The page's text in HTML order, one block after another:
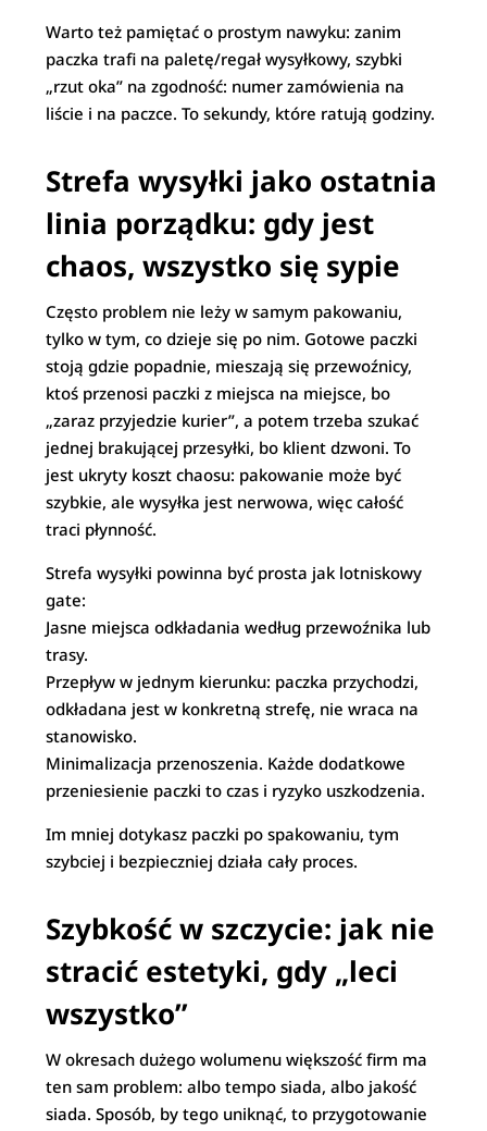
Warto też pamiętać o prostym nawyku: zanim
paczka trafi na paletę/regał wysyłkowy, szybki
„rzut oka” na zgodność: numer zamówienia na
liście i na paczce. To sekundy, które ratują godziny.
Strefa wysyłki jako ostatnia
linia porządku: gdy jest
chaos, wszystko się sypie
Często problem nie leży w samym pakowaniu,
tylko w tym, co dzieje się po nim. Gotowe paczki
stoją gdzie popadnie, mieszają się przewoźnicy,
ktoś przenosi paczki z miejsca na miejsce, bo
„zaraz przyjedzie kurier”, a potem trzeba szukać
jednej brakującej przesyłki, bo klient dzwoni. To
jest ukryty koszt chaosu: pakowanie może być
szybkie, ale wysyłka jest nerwowa, więc całość
traci płynność.
Strefa wysyłki powinna być prosta jak lotniskowy
gate:
Jasne miejsca odkładania według przewoźnika lub
trasy.
Przepływ w jednym kierunku: paczka przychodzi,
odkładana jest w konkretną strefę, nie wraca na
stanowisko.
Minimalizacja przenoszenia. Każde dodatkowe
przeniesienie paczki to czas i ryzyko uszkodzenia.
Im mniej dotykasz paczki po spakowaniu, tym
szybciej i bezpieczniej działa cały proces.
Szybkość w szczycie: jak nie
stracić estetyki, gdy „leci
wszystko”
W okresach dużego wolumenu większość firm ma
ten sam problem: albo tempo siada, albo jakość
siada. Sposób, by tego uniknąć, to przygotowanie